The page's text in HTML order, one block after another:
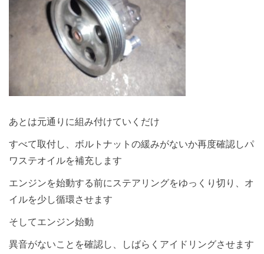
あとは元通りに組み付けていくだけ
すべて取付し、ボルトナットの緩みがないか再度確認しパ
ワステオイルを補充します
エンジンを始動する前にステアリングをゆっくり切り、オ
イルを少し循環させます
そしてエンジン始動
異音がないことを確認し、しばらくアイドリングさせます